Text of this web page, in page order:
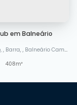
em Balneário
, Barra , Balneário Camboriú
408m²